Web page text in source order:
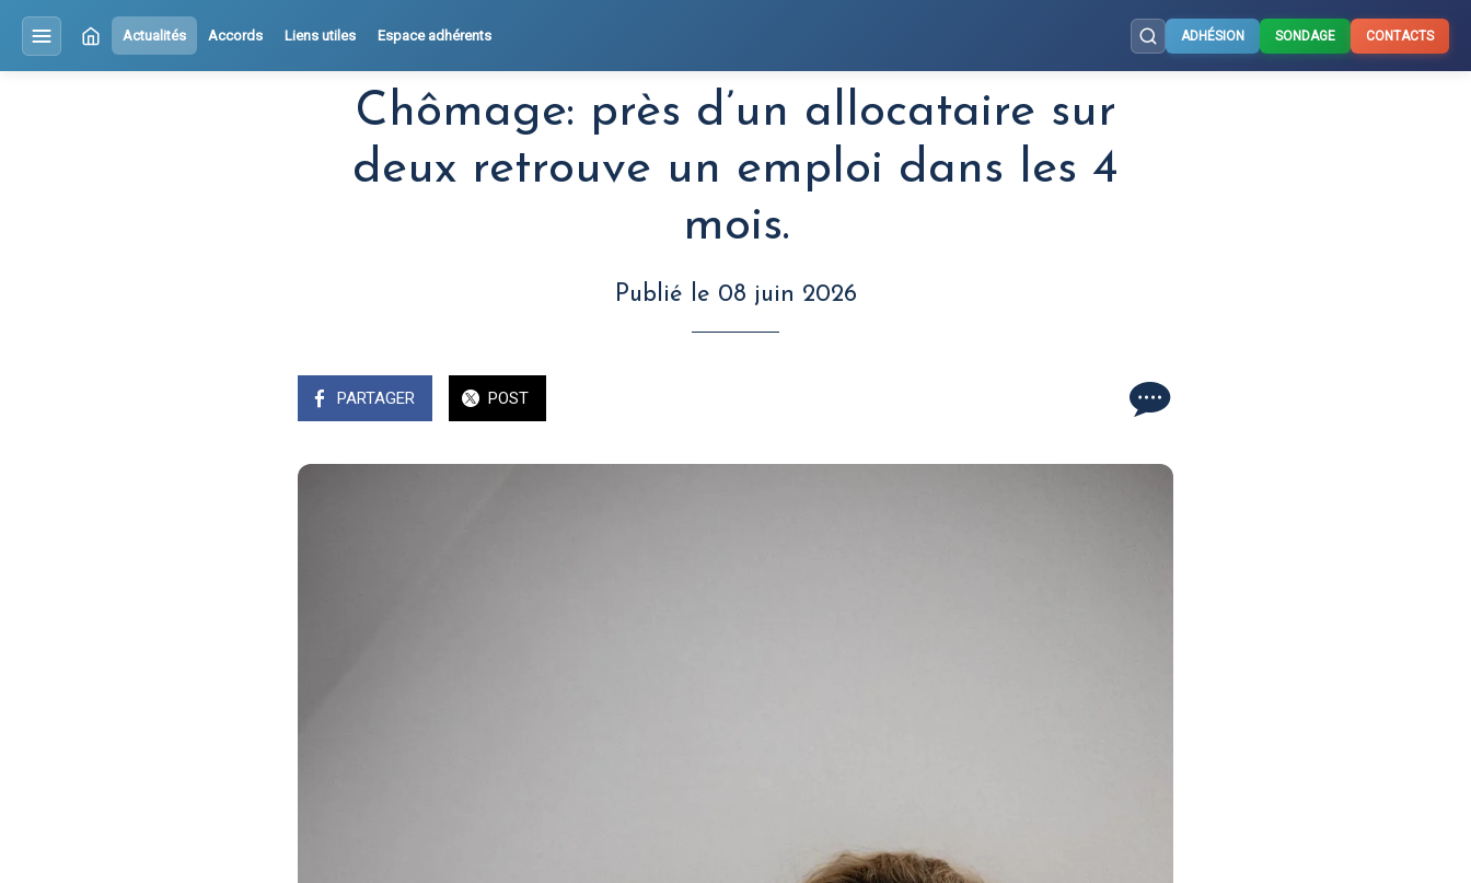
Actualités Accords Liens utiles Espace adhérents ADHÉSION SONDAGE CONTACTS
Chômage: près d’un allocataire sur
deux retrouve un emploi dans les 4
mois.
Publié le 08 juin 2026
PARTAGER POST